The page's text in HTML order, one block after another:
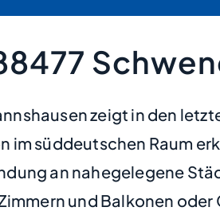
zeigt in den
süddeutschen Raum
an nahegelegene
und Balkonen